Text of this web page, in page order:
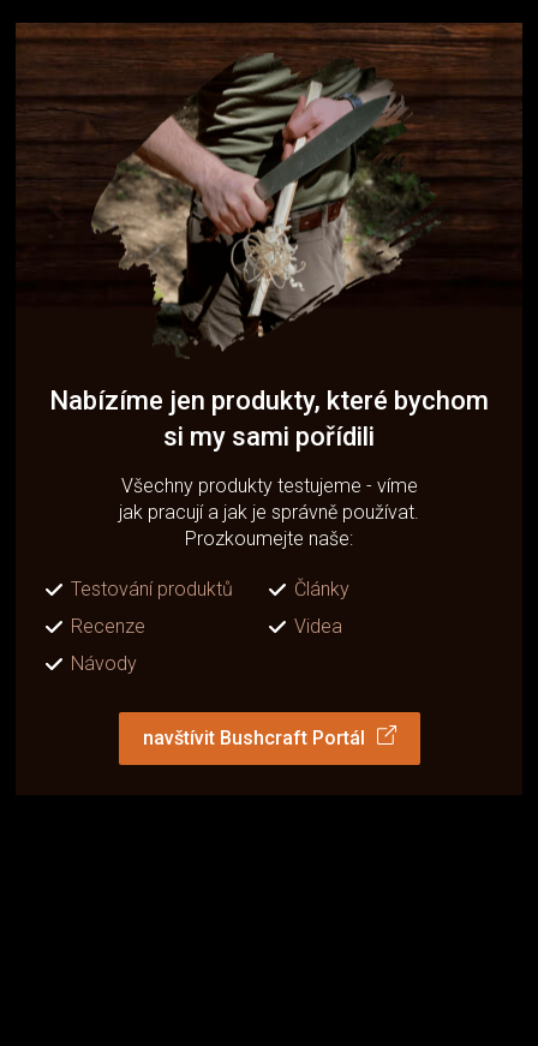
Nabízíme jen produkty, které bychom
si my sami pořídili
Všechny produkty testujeme - víme
jak pracují a jak je správně používat.
Prozkoumejte naše:
Testování produktů
Články
Recenze
Videa
Návody
navštívit Bushcraft Portál